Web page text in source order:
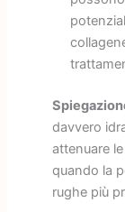
davvero
attenuare
quando la
rughe più